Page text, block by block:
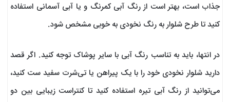
جذاب است، بهتر است از رنگ آبی کمرنگ و یا آبی آسمانی استفاده
کنید تا طرح شلوار به رنگ نخودی به خوبی مشخص شود.
در انتها، باید به تناسب رنگ آبی با سایر پوشاک توجه کنید. اگر قصد
دارید شلوار نخودی خود را با یک پیراهن یا تی‌شرت سفید ست کنید،
می‌توانید از رنگ آبی تیره استفاده کنید تا کنتراست زیبایی بین دو